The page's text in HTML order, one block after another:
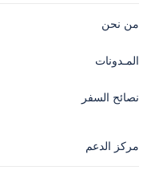
من نحن
المـدونات
نصائح السفر
مركز الدعم